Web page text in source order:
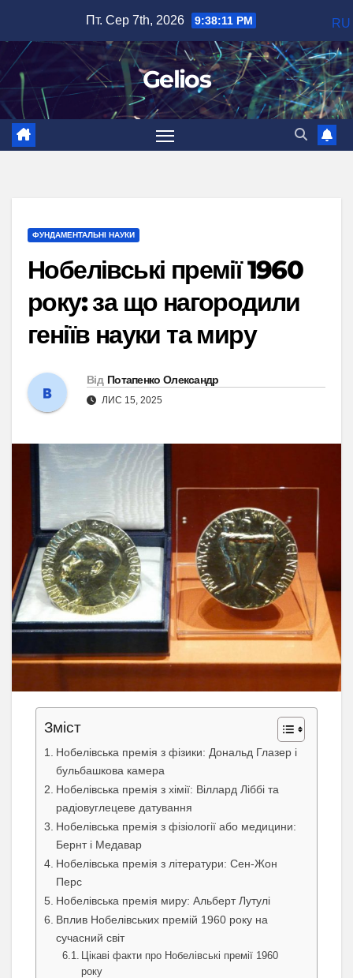
вмісту
Пт. Сер 7th, 2026 9:38:12 PM
Gelios
ФУНДАМЕНТАЛЬНІ НАУКИ
Нобелівські премії 1960
року: за що нагородили
геніїв науки та миру
Від Потапенко Олександр
ЛИС 15, 2025
Зміст
Нобелівська премія з фізики: Дональд Глазер і
бульбашкова камера
Нобелівська премія з хімії: Віллард Ліббі та
радіовуглецеве датування
Нобелівська премія з фізіології або медицини:
Бернт і Медавар
Нобелівська премія з літератури: Сен-Жон
Перс
Нобелівська премія миру: Альберт Лутулі
Вплив Нобелівських премій 1960 року на
сучасний світ
Цікаві факти про Нобелівські премії 1960
року
RU